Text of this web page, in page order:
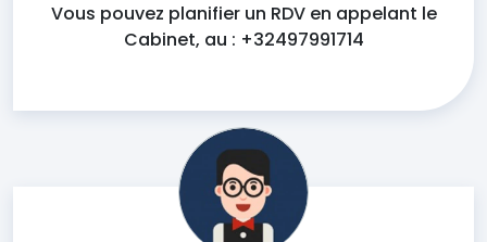
Vous pouvez planifier un RDV en appelant le
Cabinet, au : +32497991714